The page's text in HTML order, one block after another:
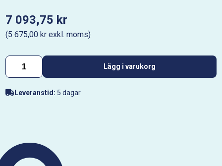
7 093,75 kr
(5 675,00 kr exkl. moms)
Lägg i varukorg
Leveranstid: 5 dagar